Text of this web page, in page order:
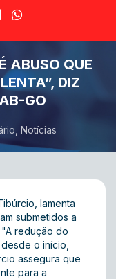
ABUSO QUE
DIZ
GO
Notícias
lamenta
submetidos a
redução do
o início,
assegura que
para a